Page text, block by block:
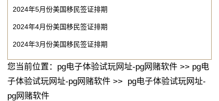
2024年5月份美国移民签证排期
2024年4月份美国移民签证排期
2024年3月份美国移民签证排期
您当前位置： pg电子体验试玩网址-pg网赌软件 >> pg电
子体验试玩网址-pg网赌软件 >> pg电子体验试玩网址-
pg网赌软件